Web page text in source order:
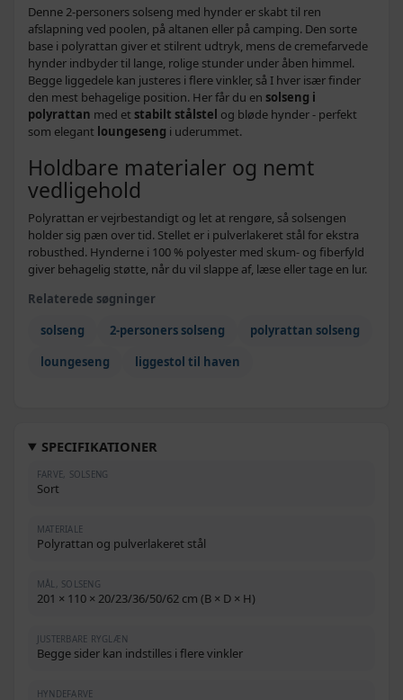
Denne 2-personers solseng med hynder er skabt til ren
afslapning ved poolen, på altanen eller på camping. Den sorte
base i polyrattan giver et stilrent udtryk, mens de cremefarvede
hynder indbyder til lange, rolige stunder under åben himmel.
Begge liggedele kan justeres i flere vinkler, så I hver især finder
den mest behagelige position. Her får du en solseng i
polyrattan med et stabilt stålstel og bløde hynder - perfekt
som elegant loungeseng i uderummet.
Holdbare materialer og nemt
vedligehold
Polyrattan er vejrbestandigt og let at rengøre, så solsengen
holder sig pæn over tid. Stellet er i pulverlakeret stål for ekstra
robusthed. Hynderne i 100 % polyester med skum- og fiberfyld
giver behagelig støtte, når du vil slappe af, læse eller tage en lur.
Relaterede søgninger
solseng
2-personers solseng
polyrattan solseng
loungeseng
liggestol til haven
SPECIFIKATIONER
FARVE, SOLSENG
Sort
MATERIALE
Polyrattan og pulverlakeret stål
MÅL, SOLSENG
201 × 110 × 20/23/36/50/62 cm (B × D × H)
JUSTERBARE RYGLÆN
Begge sider kan indstilles i flere vinkler
HYNDEFARVE